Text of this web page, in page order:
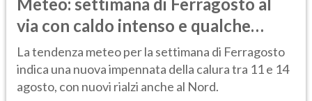
via con caldo intenso e qualche
temporale
La tendenza meteo per la settimana di Ferragosto
indica una nuova impennata della calura tra 11 e 14
agosto, con nuovi rialzi anche al Nord.